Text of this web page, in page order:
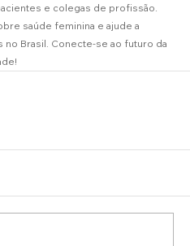
e colegas de profissão.
saúde feminina e ajude a
Brasil. Conecte-se ao futuro da